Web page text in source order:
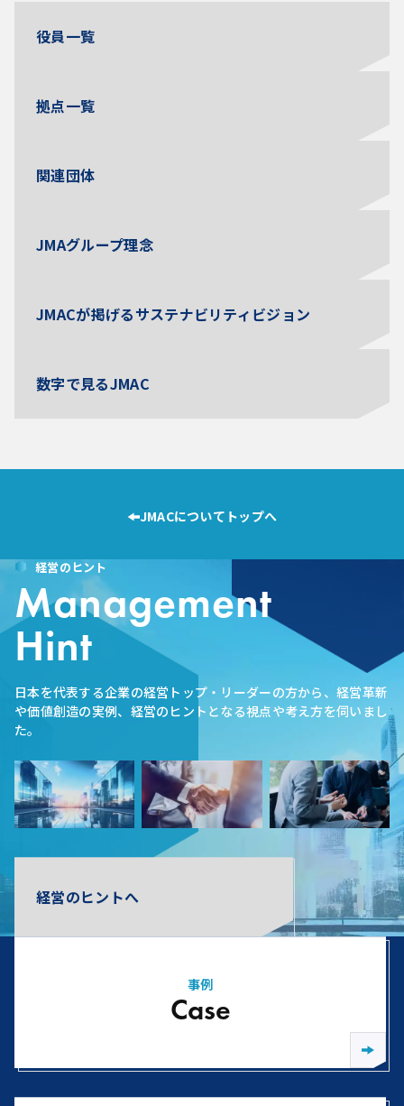
役員一覧
拠点一覧
関連団体
JMAグループ理念
JMACが掲げるサステナビリティビジョン
数字で見るJMAC
JMACについてトップへ
経営のヒント
Management
Hint
日本を代表する企業の経営トップ・リーダーの方から、経営革新
や価値創造の実例、経営のヒントとなる視点や考え方を伺いまし
た。
経営のヒントへ
事例
Case